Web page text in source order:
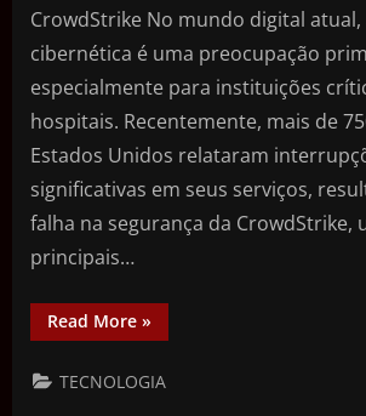
CrowdStrike No mundo digital atual,
cibernética é uma preocupação
especialmente para instituições
hospitais. Recentemente, mais de
Estados Unidos relataram
significativas em seus serviços,
falha na segurança da CrowdStrike,
principais…
Read More »
TECNOLOGIA